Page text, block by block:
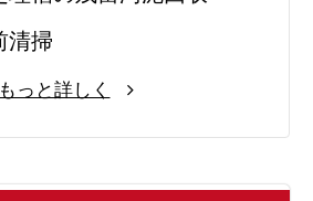
清掃
もっと詳しく